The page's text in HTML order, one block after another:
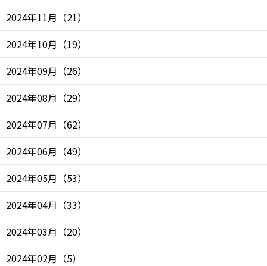
2024年11月 （21）
2024年10月 （19）
2024年09月 （26）
2024年08月 （29）
2024年07月 （62）
2024年06月 （49）
2024年05月 （53）
2024年04月 （33）
2024年03月 （20）
2024年02月 （5）